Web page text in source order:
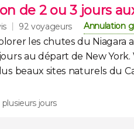
de 2 ou 3 jours
92 voyageurs Annulation
les chutes du Niagara
au départ de New York.
beaux sites naturels du
jours